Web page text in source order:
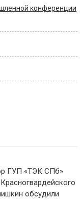
конференции
ГУП «ТЭК СПб»
обсудили